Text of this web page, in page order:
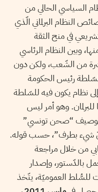
السياسي الحالي من
النظام البرلماني الّذي
في منح الثقة
وبين النظام الرئاسي
من الشّعب، ولكن دون
رئيس الحكومة
نظام يكون فيه للسّلطة
للبرلمان. وهو أمر ليس
توصيف “صحن تونسي”
شيء بطرف”، حسب قوله.
من خلال مراجعة
بالدّستور، وإصدار
للسُّلط العموميّة، يتّخذ